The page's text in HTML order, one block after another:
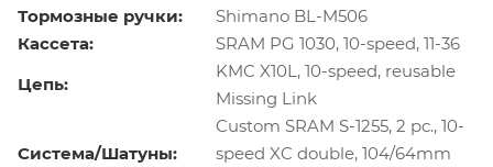
Тормозные ручки:
Shimano BL-M506
Кассета:
SRAM PG 1030, 10-speed, 11-36
Цепь:
KMC X10L, 10-speed, reusable
Missing Link
Система/Шатуны:
Custom SRAM S-1255, 2 pc., 10-
speed XC double, 104/64mm